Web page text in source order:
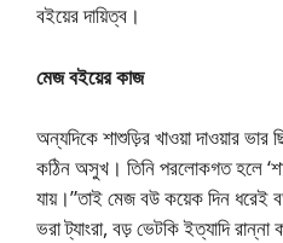
বইয়ের দায়িত্ব।
মেজ বইয়ের কাজ
অন্যদিকে শাশুড়ির খাওয়া দাওয়ার
কঠিন অসুখ। তিনি পরলোকগত হলে
যায়।”তাই মেজ বউ কয়েক দিন ধরেই
ভরা ট্যাংরা, বড় ভেটকি ইত্যাদি